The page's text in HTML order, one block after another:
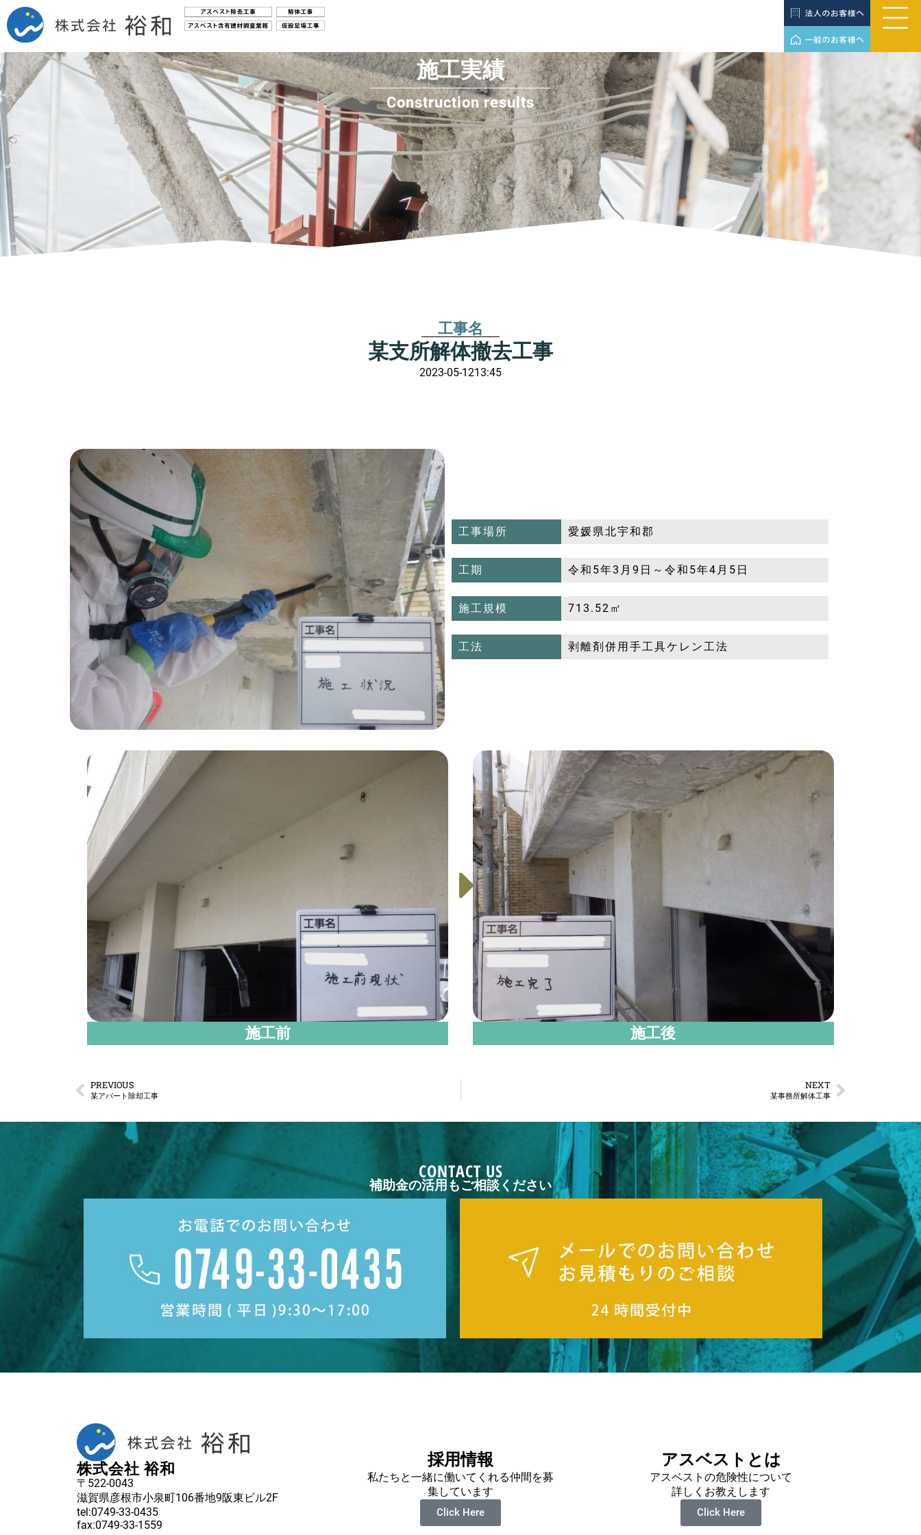
施工実績
Construction results
工事名
某支所解体撤去工事
2023-05-1213:45
工事場所 愛媛県北宇和郡
工期 令和5年3月9日～令和5年4月5日
施工規模 713.52㎡
工法 剥離剤併用手工具ケレン工法
施工前 施工後
PREVIOUS
某アパート除却工事
NEXT
某事務所解体工事
CONTACT US
補助金の活用もご相談ください
株式会社 裕和
〒522-0043
滋賀県彦根市小泉町106番地9阪東ビル2F
tel:0749-33-0435
fax:0749-33-1559
採用情報
私たちと一緒に働いてくれる仲間を募
集しています
Click Here
アスベストとは
アスベストの危険性について
詳しくお教えします
Click Here